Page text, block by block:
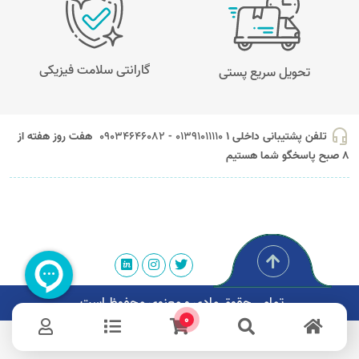
تحویل سریع پستی گارانتی سلامت فیزیکی
headset_mic تلفن پشتیبانی داخلی 1 01391011110 - 09034646082
هفت روز هفته از
8 صبح پاسخگو شما هستیم
تمامی حقوق مادی و معنوی محفوظ است.
0